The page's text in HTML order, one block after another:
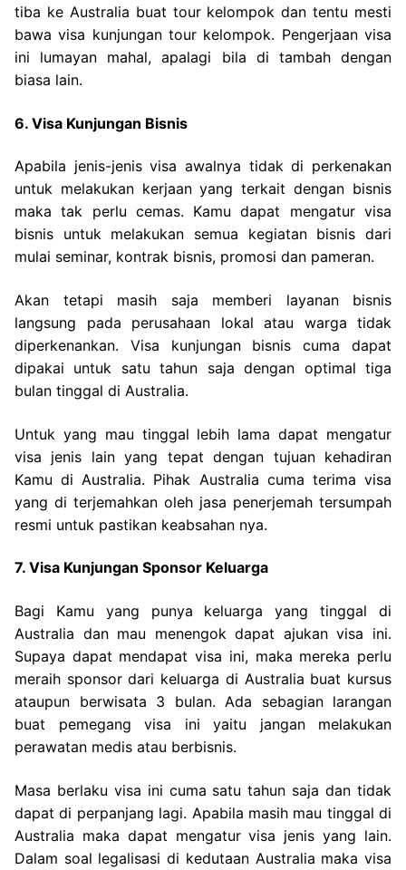
tiba ke Australia buat tour kelompok dan tentu mesti
bawa visa kunjungan tour kelompok. Pengerjaan visa
ini lumayan mahal, apalagi bila di tambah dengan
biasa lain.
6. Visa Kunjungan Bisnis
Apabila jenis-jenis visa awalnya tidak di perkenakan
untuk melakukan kerjaan yang terkait dengan bisnis
maka tak perlu cemas. Kamu dapat mengatur visa
bisnis untuk melakukan semua kegiatan bisnis dari
mulai seminar, kontrak bisnis, promosi dan pameran.
Akan tetapi masih saja memberi layanan bisnis
langsung pada perusahaan lokal atau warga tidak
diperkenankan. Visa kunjungan bisnis cuma dapat
dipakai untuk satu tahun saja dengan optimal tiga
bulan tinggal di Australia.
Untuk yang mau tinggal lebih lama dapat mengatur
visa jenis lain yang tepat dengan tujuan kehadiran
Kamu di Australia. Pihak Australia cuma terima visa
yang di terjemahkan oleh jasa penerjemah tersumpah
resmi untuk pastikan keabsahan nya.
7. Visa Kunjungan Sponsor Keluarga
Bagi Kamu yang punya keluarga yang tinggal di
Australia dan mau menengok dapat ajukan visa ini.
Supaya dapat mendapat visa ini, maka mereka perlu
meraih sponsor dari keluarga di Australia buat kursus
ataupun berwisata 3 bulan. Ada sebagian larangan
buat pemegang visa ini yaitu jangan melakukan
perawatan medis atau berbisnis.
Masa berlaku visa ini cuma satu tahun saja dan tidak
dapat di perpanjang lagi. Apabila masih mau tinggal di
Australia maka dapat mengatur visa jenis yang lain.
Dalam soal legalisasi di kedutaan Australia maka visa